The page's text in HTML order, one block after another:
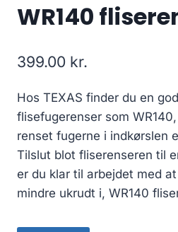
WR140
399.00 kr.
Hos TEXAS finder du en
flisefugerenser som
renset fugerne i indkørslen
Tilslut blot fliserenseren til
er du klar til arbejdet med
mindre ukrudt i, WR140